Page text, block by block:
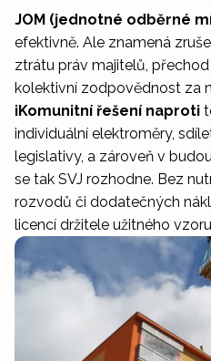
JOM (jednotné odběrné
efektivně. Ale znamená
ztrátu práv majitelů, přechod
kolektivní zodpovědnost za
iKomunitní řešení naproti
individuální elektroměry,
legislativy, a zároveň v
se tak SVJ rozhodne. Bez
rozvodů či dodatečných
licencí držitele užitného